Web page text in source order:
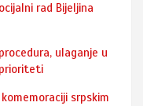
rad Bijeljina
ulaganje u
srpskim